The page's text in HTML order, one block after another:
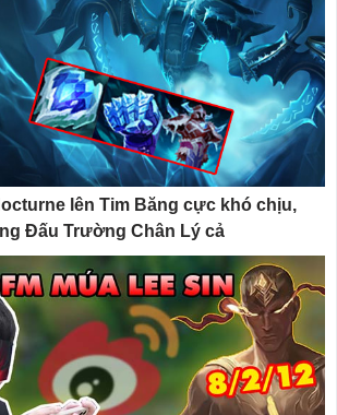
lên Tim Băng cực khó chịu,
Đấu Trường Chân Lý cả